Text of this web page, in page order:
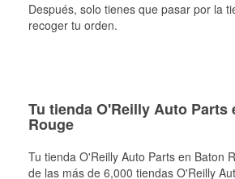
Después, solo tienes que pasar por la
recoger tu orden.
Tu tienda O'Reilly Auto Parts
Rouge
Tu tienda O'Reilly Auto Parts en Baton
de las más de 6,000 tiendas O'Reilly